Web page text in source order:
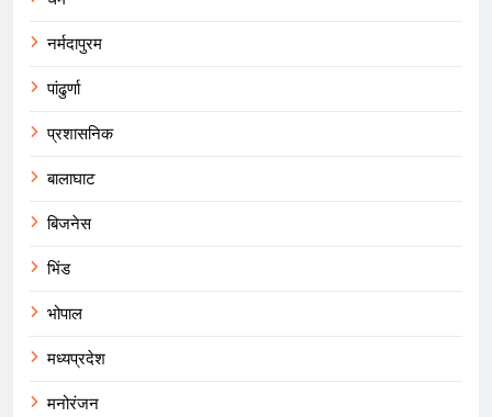
नर्मदापुरम
पांढुर्णा
प्रशासनिक
बालाघाट
बिजनेस
भिंड
भोपाल
मध्यप्रदेश
मनोरंजन